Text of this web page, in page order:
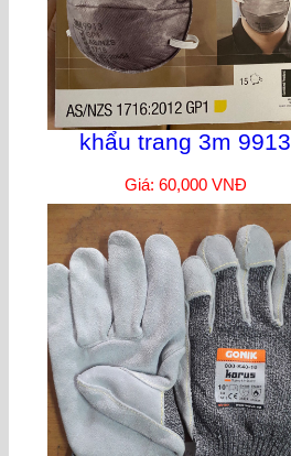
khẩu trang 3m 9913
Giá: 60,000 VNĐ